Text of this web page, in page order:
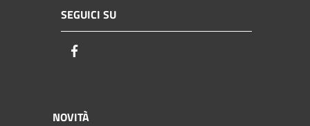
SEGUICI SU
NOVITÀ